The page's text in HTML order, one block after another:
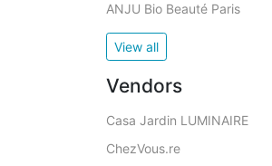
ANJU Bio Beauté Paris
View all
Vendors
Casa Jardin LUMINAIRE
ChezVous.re